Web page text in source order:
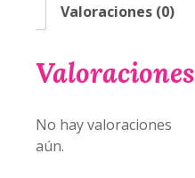
Valoraciones (0)
Valoraciones
No hay valoraciones
aún.